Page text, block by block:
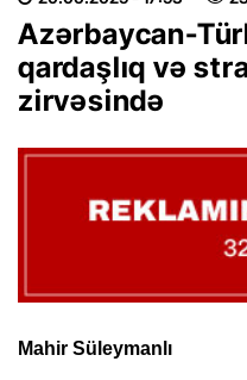
Azərbaycan-
qardaşlıq və
zirvəsində
Mahir Süleymanlı